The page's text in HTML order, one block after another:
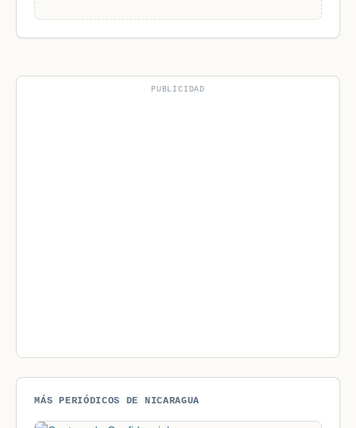
PUBLICIDAD
MÁS PERIÓDICOS DE NICARAGUA